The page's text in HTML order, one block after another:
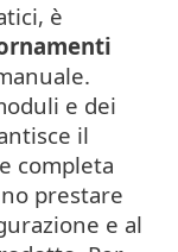
è
e dei
il
completa
prestare
e al